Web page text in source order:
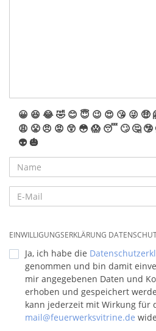
😀 😆 😂🤣 😊 😇 😉 😍 😘 😜 🤑
😩 😤 😠 😡 😲 😳 😱 😴 🙄 🤔 🤥
👽 🎃
EINWILLIGUNGSERKLÄRUNG
Ja, ich habe die
genommen und bin damit
mir angegebenen Daten und
erhoben und gespeichert
kann jederzeit mit Wirkung für
mail@feuerwerksvitrine.de